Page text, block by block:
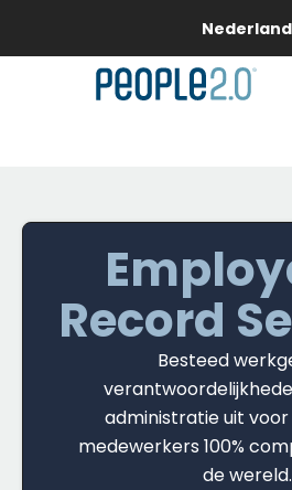
Record
Besteed
administratie uit voor
medewerkers 100%
de wereld.